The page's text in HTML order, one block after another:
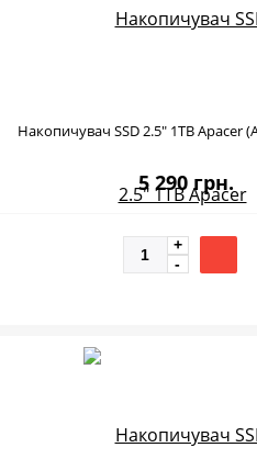
Накопичувач SSD 2.5" 1TB Apacer
5 290 грн.